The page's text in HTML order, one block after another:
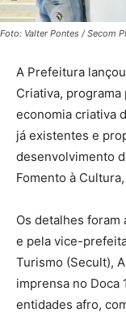
Foto: Valter Pontes / Secom
A Prefeitura
Criativa,
economia criativa
já existentes e
desenvolvimento
Fomento à
Os detalhes
e pela vice-
Turismo (Secult),
imprensa no Doca
entidades afro,